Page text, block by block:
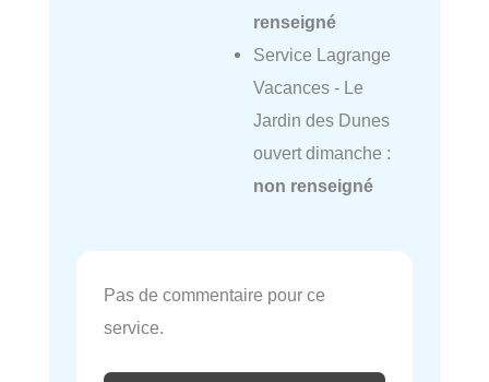
renseigné
Service Lagrange
Vacances - Le
Jardin des Dunes
ouvert dimanche :
non renseigné
Pas de commentaire pour ce
service.